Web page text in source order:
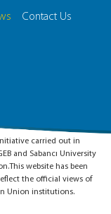
Contact Us
carried out in
and Sabancı University
website has been
the official views of
Union institutions.